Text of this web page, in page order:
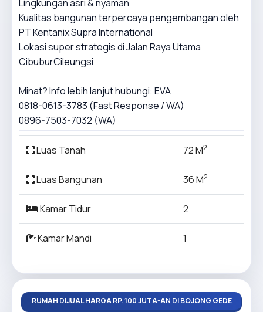
Lingkungan asri & nyaman
Kualitas bangunan terpercaya pengembangan oleh
PT Kentanix Supra International
Lokasi super strategis di Jalan Raya Utama
CibuburCileungsi
Minat? Info lebih lanjut hubungi: EVA
0818-0613-3783 (Fast Response / WA)
0896-7503-7032 (WA)
Luas Tanah 72 M2
Luas Bangunan 36 M2
Kamar Tidur 2
Kamar Mandi 1
RUMAH DIJUAL HARGA RP. 100 JUTA-AN DI BOJONG GEDE